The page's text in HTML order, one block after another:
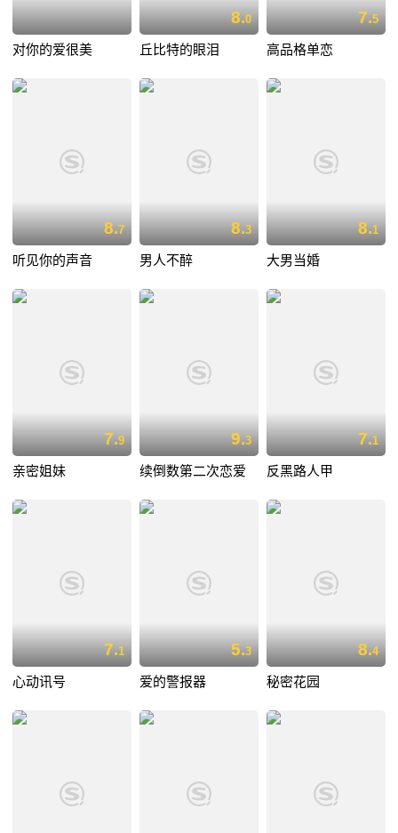
对你的爱很美
8.0
丘比特的眼泪
7.5
高品格单恋
8.7
听见你的声音
8.3
男人不醉
8.1
大男当婚
7.9
亲密姐妹
9.3
续倒数第二次恋爱
7.1
反黑路人甲
7.1
心动讯号
5.3
爱的警报器
8.4
秘密花园